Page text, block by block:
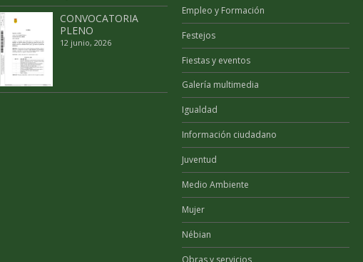
CONVOCATORIA
PLENO
12 junio, 2026
Empleo y Formación
Festejos
Fiestas y eventos
Galería multimedia
Igualdad
Información ciudadano
Juventud
Medio Ambiente
Mujer
Nébian